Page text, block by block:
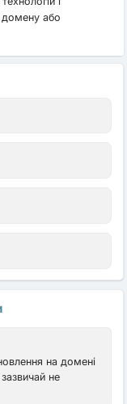
домену або
на домені
не